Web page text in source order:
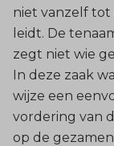
niet vanzelf tot
leidt. De
zegt niet wie
In deze zaak
wijze een
vordering van
op de